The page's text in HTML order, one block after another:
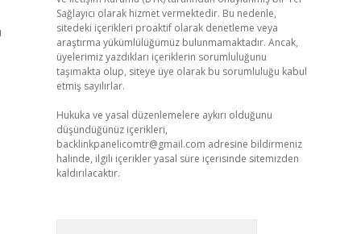
Sağlayıcı olarak hizmet vermektedir. Bu nedenle,
sitedeki içerikleri proaktif olarak denetleme veya
araştırma yükümlülüğümüz bulunmamaktadır. Ancak,
üyelerimiz yazdıkları içeriklerin sorumluluğunu
taşımakta olup, siteye üye olarak bu sorumluluğu kabul
etmiş sayılırlar.
Hukuka ve yasal düzenlemelere aykırı olduğunu
düşündüğünüz içerikleri,
backlinkpanelicomtr@gmail.com adresine bildirmeniz
halinde, ilgili içerikler yasal süre içerisinde sitemizden
kaldırılacaktır.